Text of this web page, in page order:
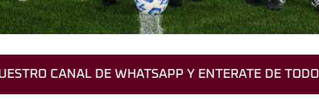
CANAL DE WHATSAPP Y ENTERATE DE TODO